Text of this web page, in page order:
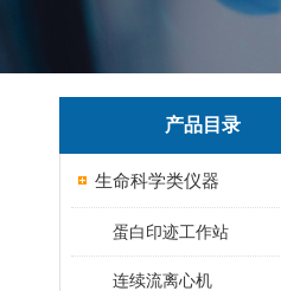
产品目录
生命科学类仪器
蛋白印迹工作站
连续流离心机